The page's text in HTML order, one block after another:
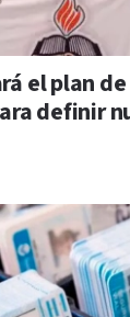
el plan
definir